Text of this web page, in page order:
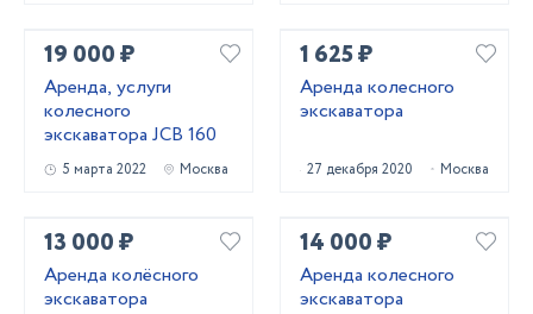
19 000 ₽
Аренда, услуги
колесного
экскаватора JCB 160
5 марта 2022 Москва
1 625 ₽
Аренда колесного
экскаватора
27 декабря 2020 Москва
13 000 ₽
Аренда колёсного
экскаватора
14 000 ₽
Аренда колесного
экскаватора